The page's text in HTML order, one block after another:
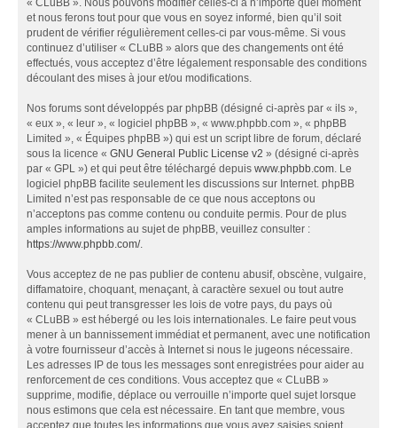
« CLuBB ». Nous pouvons modifier celles-ci à n’importe quel moment
et nous ferons tout pour que vous en soyez informé, bien qu’il soit
prudent de vérifier régulièrement celles-ci par vous-même. Si vous
continuez d’utiliser « CLuBB » alors que des changements ont été
effectués, vous acceptez d’être légalement responsable des conditions
découlant des mises à jour et/ou modifications.
Nos forums sont développés par phpBB (désigné ci-après par « ils »,
« eux », « leur », « logiciel phpBB », « www.phpbb.com », « phpBB
Limited », « Équipes phpBB ») qui est un script libre de forum, déclaré
sous la licence « GNU General Public License v2 » (désigné ci-après
par « GPL ») et qui peut être téléchargé depuis www.phpbb.com. Le
logiciel phpBB facilite seulement les discussions sur Internet. phpBB
Limited n’est pas responsable de ce que nous acceptons ou
n’acceptons pas comme contenu ou conduite permis. Pour de plus
amples informations au sujet de phpBB, veuillez consulter :
https://www.phpbb.com/.
Vous acceptez de ne pas publier de contenu abusif, obscène, vulgaire,
diffamatoire, choquant, menaçant, à caractère sexuel ou tout autre
contenu qui peut transgresser les lois de votre pays, du pays où
« CLuBB » est hébergé ou les lois internationales. Le faire peut vous
mener à un bannissement immédiat et permanent, avec une notification
à votre fournisseur d’accès à Internet si nous le jugeons nécessaire.
Les adresses IP de tous les messages sont enregistrées pour aider au
renforcement de ces conditions. Vous acceptez que « CLuBB »
supprime, modifie, déplace ou verrouille n’importe quel sujet lorsque
nous estimons que cela est nécessaire. En tant que membre, vous
acceptez que toutes les informations que vous avez saisies soient